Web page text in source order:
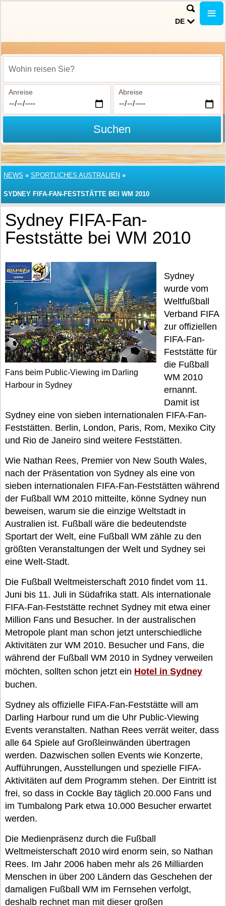
DE
Wohin reisen Sie?
Anreise Abreise
Suchen
NEWS » SPORTLICHES AUSTRALIEN »
SYDNEY FIFA-FAN-FESTSTÄTTE BEI WM 2010
Sydney FIFA-Fan-
Feststätte bei WM 2010
Fans beim Public-Viewing im Darling
Harbour in Sydney
Sydney
wurde vom
Weltfußball
Verband FIFA
zur offiziellen
FIFA-Fan-
Feststätte für
die Fußball
WM 2010
ernannt.
Damit ist
Sydney eine von sieben internationalen FIFA-Fan-
Feststätten. Berlin, London, Paris, Rom, Mexiko City
und Rio de Janeiro sind weitere Feststätten.
Wie Nathan Rees, Premier von New South Wales,
nach der Präsentation von Sydney als eine von
sieben internationalen FIFA-Fan-Feststätten während
der Fußball WM 2010 mitteilte, könne Sydney nun
beweisen, warum sie die einzige Weltstadt in
Australien ist. Fußball wäre die bedeutendste
Sportart der Welt, eine Fußball WM zähle zu den
größten Veranstaltungen der Welt und Sydney sei
eine Welt-Stadt.
Die Fußball Weltmeisterschaft 2010 findet vom 11.
Juni bis 11. Juli in Südafrika statt. Als internationale
FIFA-Fan-Feststätte rechnet Sydney mit etwa einer
Million Fans und Besucher. In der australischen
Metropole plant man schon jetzt unterschiedliche
Aktivitäten zur WM 2010. Besucher und Fans, die
während der Fußball WM 2010 in Sydney verweilen
möchten, sollten schon jetzt ein Hotel in Sydney
buchen.
Sydney als offizielle FIFA-Fan-Feststätte will am
Darling Harbour rund um die Uhr Public-Viewing
Events veranstalten. Nathan Rees verrät weiter, dass
alle 64 Spiele auf Großleinwänden übertragen
werden. Dazwischen sollen Events wie Konzerte,
Aufführungen, Ausstellungen und spezielle FIFA-
Aktivitäten auf dem Programm stehen. Der Eintritt ist
frei, so dass in Cockle Bay täglich 20.000 Fans und
im Tumbalong Park etwa 10.000 Besucher erwartet
werden.
Die Medienpräsenz durch die Fußball
Weltmeisterschaft 2010 wird enorm sein, so Nathan
Rees. Im Jahr 2006 haben mehr als 26 Milliarden
Menschen in über 200 Ländern das Geschehen der
damaligen Fußball WM im Fernsehen verfolgt,
deshalb rechnet man mit dieser großen